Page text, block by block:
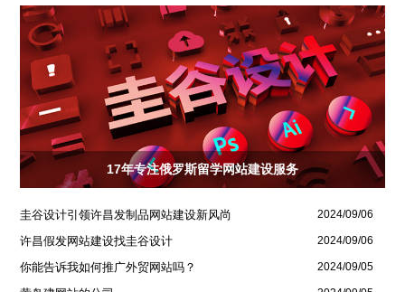
17年专注俄罗斯留学网站建设服务
圭谷设计引领许昌发制品网站建设新风尚 2024/09/06
许昌假发网站建设找圭谷设计 2024/09/06
你能告诉我如何推广外贸网站吗？ 2024/09/05